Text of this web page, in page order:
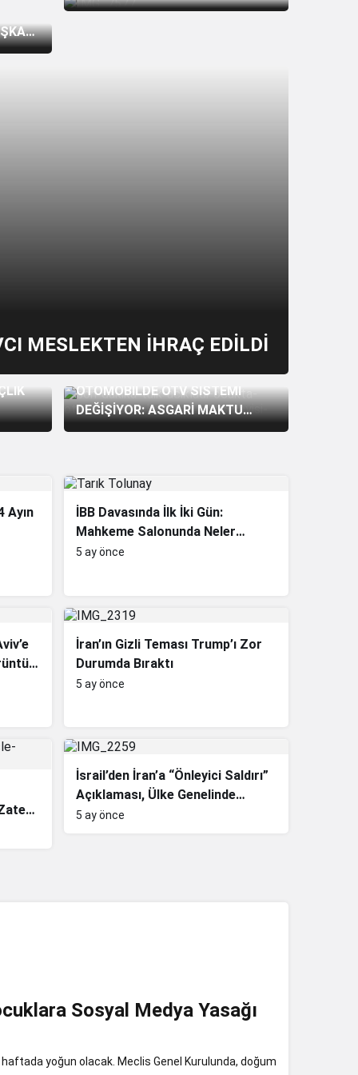
ÇEKEN İDDİA: KRİPTO
MESLEKTEN İHRAÇ EDİLDİ
OTOMOBİLDE ÖTV SİSTEMİ
DEĞİŞİYOR: ASGARİ MAKTU
VERGİ DÖNEMİ BAŞLADI
Ayın
İBB Davasında İlk İki Gün:
Mahkeme Salonunda Neler
Yaşandı?
5 ay önce
6
İran’ın Gizli Teması Trump’ı Zor
Durumda Bıraktı
5 ay önce
İsrail’den İran’a “Önleyici Saldırı”
Açıklaması, Ülke Genelinde
Olağanüstü Hâl İlan Edildi
5 ay önce
Sosyal Medya Yasağı
yoğun olacak. Meclis Genel Kurulunda, doğum